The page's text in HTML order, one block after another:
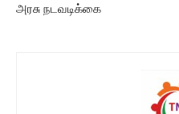
அரசு நடவடிக்கை